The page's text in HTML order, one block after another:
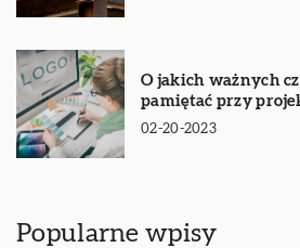
O jakich ważnych
pamiętać przy
02-20-2023
Popularne wpisy